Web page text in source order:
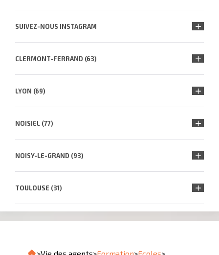
SUIVEZ-NOUS INSTAGRAM
CLERMONT-FERRAND (63)
LYON (69)
NOISIEL (77)
NOISY-LE-GRAND (93)
TOULOUSE (31)